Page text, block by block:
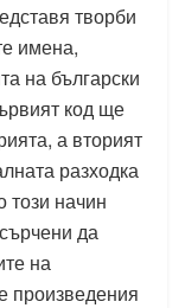
творби
имена,
на български
код ще
а вторият
разходка
този начин
да
на
произведения